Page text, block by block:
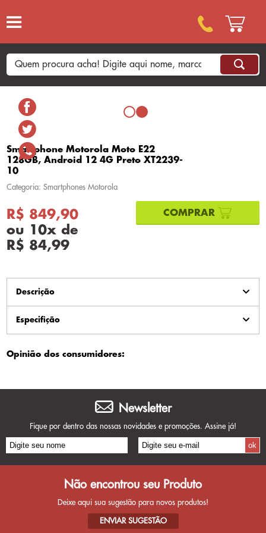
Smartphone Motorola Moto E22
128GB, Android 12 4G Preto XT2239-
10
Categoria: Smartphones Motorola
R$ 849,90
ou 10x de
R$ 84,99
Descrição
Especifição
Opinião dos consumidores:
Newsletter
Fique por dentro das nossas novidades e promoções. Assine já!
Não encontrou seu Produto
Deixe aqui sua sugestão para novos produtos!
ENVIAR SUGESTÃO